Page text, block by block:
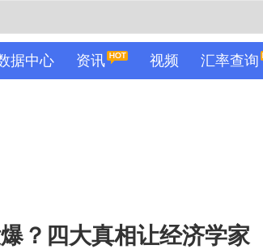
据中心 资讯 视频 汇率查询
？四大真相让经济学家